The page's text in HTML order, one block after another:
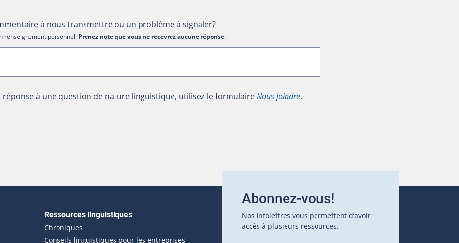
à nous transmettre ou un problème à signaler?
renseignement personnel. Prenez note que vous ne recevrez aucune réponse.
à une question de nature linguistique, utilisez le formulaireNous joindre.
hyperlien externe s'ouvrira dans une nouvelle fenêtre.)
Ressources linguistiques
Chroniques
Conseils linguistiques pour les entreprises
Abonnez-vous!
Nos infolettres vous permettent d’avoir
accès à plusieurs ressources.